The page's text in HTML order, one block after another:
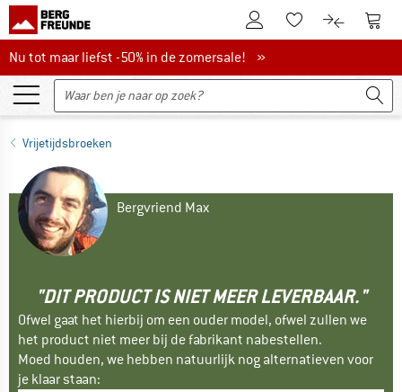
De klantenaccount
Naar deNaar de
Nu tot maar liefst -50% in de zomersale!
Nu tot maar liefst -50% in de zomersale! »
Vrijetijdsbroeken
Bergvriend Max
"DIT PRODUCT IS NIET MEER LEVERBAAR."
Ofwel gaat het hierbij om een ouder model, ofwel zullen we
het product niet meer bij de fabrikant nabestellen.
Moed houden, we hebben natuurlijk nog alternatieven voor
je klaar staan: